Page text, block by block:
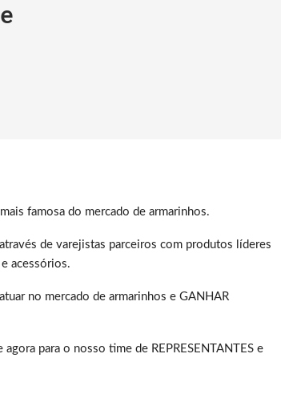
famosa do mercado de armarinhos.
de varejistas parceiros com produtos líderes
acessórios.
no mercado de armarinhos e GANHAR
para o nosso time de REPRESENTANTES e